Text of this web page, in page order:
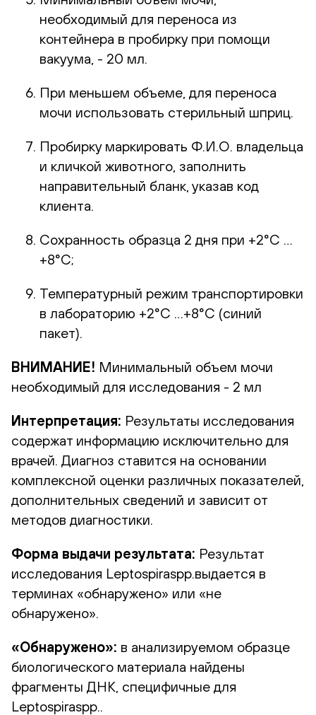
необходимый для переноса из
контейнера в пробирку при помощи
вакуума, - 20 мл.
При меньшем объеме, для переноса
мочи использовать стерильный шприц.
Пробирку маркировать Ф.И.О. владельца
и кличкой животного, заполнить
направительный бланк, указав код
клиента.
Сохранность образца 2 дня при +2°С …
+8°С;
Температурный режим транспортировки
в лабораторию +2°С …+8°С (синий
пакет).
ВНИМАНИЕ! Минимальный объем мочи
необходимый для исследования - 2 мл
Интерпретация: Результаты исследования
содержат информацию исключительно для
врачей. Диагноз ставится на основании
комплексной оценки различных показателей,
дополнительных сведений и зависит от
методов диагностики.
Форма выдачи результата: Результат
исследования Leptospiraspp.выдается в
терминах «обнаружено» или «не
обнаружено».
«Обнаружено»: в анализируемом образце
биологического материала найдены
фрагменты ДНК, специфичные для
Leptospiraspp..